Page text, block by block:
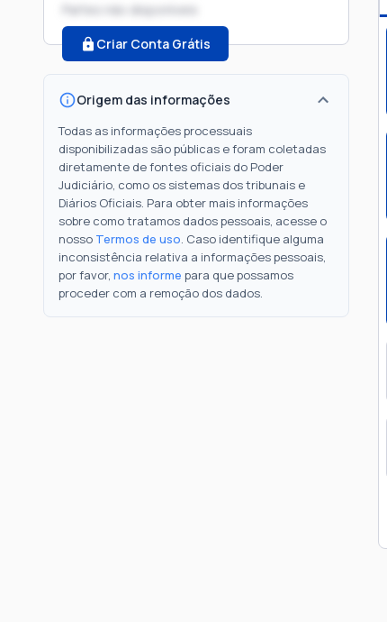
Partes não disponíveis
Criar Conta Grátis
Origem das informações
Todas as informações processuais
disponibilizadas são públicas e foram coletadas
diretamente de fontes oficiais do Poder
Judiciário, como os sistemas dos tribunais e
Diários Oficiais. Para obter mais informações
sobre como tratamos dados pessoais, acesse o
nosso Termos de uso. Caso identifique alguma
inconsistência relativa a informações pessoais,
por favor, nos informe para que possamos
proceder com a remoção dos dados.